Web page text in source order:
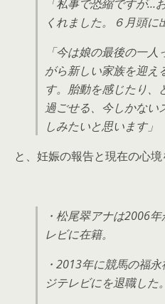
「私事で恐縮ですが…
くれました。６月頭に
「今は娘の最後の一
がら新しい家族を迎え
す。胎動を感じたり、
過ごせる、今しかない
しみたいと思います」
と、妊娠の報告と現在の心境
・松尾翠アナは2006
レビに在籍。
・2013年に競馬の福
ジテレビにを退職した。